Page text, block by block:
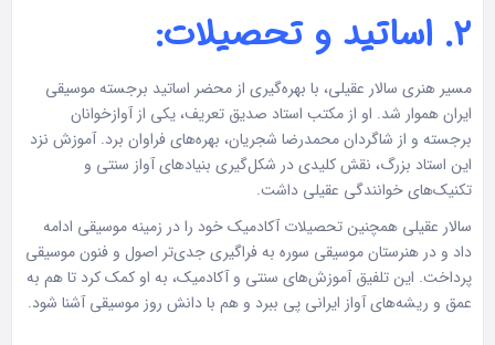
۲. اساتید و تحصیلات:
مسیر هنری سالار عقیلی، با بهره‌گیری از محضر اساتید برجسته موسیقی
ایران هموار شد. او از مکتب استاد صدیق تعریف، یکی از آوازخوانان
برجسته و از شاگردان محمدرضا شجریان، بهره‌های فراوان برد. آموزش نزد
این استاد بزرگ، نقش کلیدی در شکل‌گیری بنیادهای آواز سنتی و
تکنیک‌های خوانندگی عقیلی داشت.
سالار عقیلی همچنین تحصیلات آکادمیک خود را در زمینه موسیقی ادامه
داد و در هنرستان موسیقی سوره به فراگیری جدی‌تر اصول و فنون موسیقی
پرداخت. این تلفیق آموزش‌های سنتی و آکادمیک، به او کمک کرد تا هم به
عمق و ریشه‌های آواز ایرانی پی ببرد و هم با دانش روز موسیقی آشنا شود.